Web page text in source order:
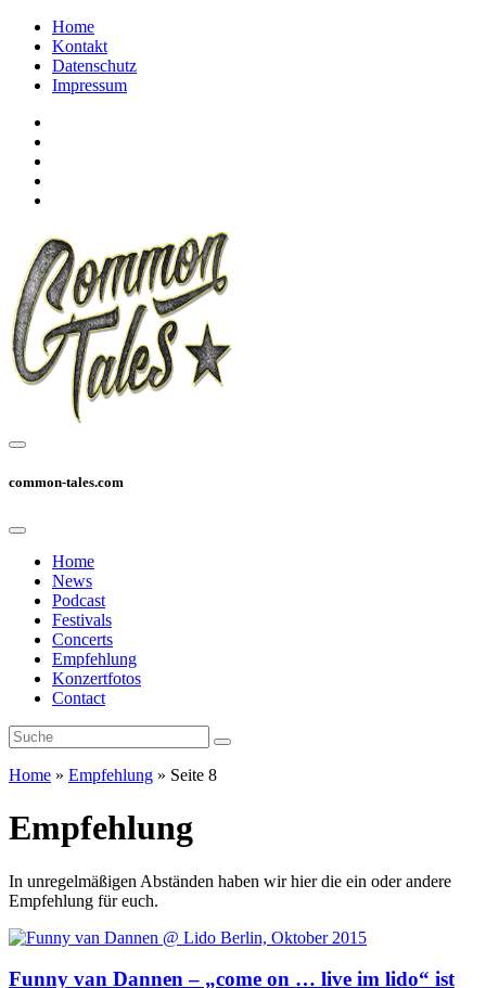
Home
Kontakt
Datenschutz
Impressum
common-tales.com
Home
News
Podcast
Festivals
Concerts
Empfehlung
Konzertfotos
Contact
Home » Empfehlung » Seite 8
Empfehlung
In unregelmäßigen Abständen haben wir hier die ein oder andere
Empfehlung für euch.
Funny van Dannen – „come on … live im lido“ ist